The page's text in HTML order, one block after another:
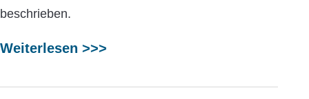
beschrieben.
Weiterlesen >>>